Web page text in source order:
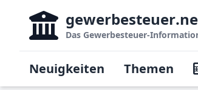
gewerbesteuer
Das Gewerbesteuer-
Neuigkeiten Themen